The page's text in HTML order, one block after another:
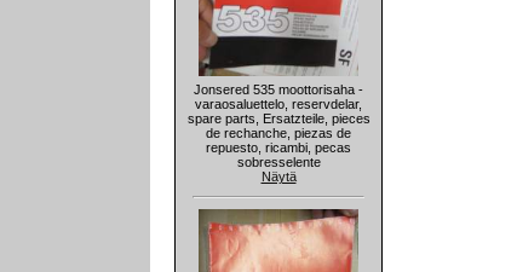
Jonsered 535 moottorisaha -
varaosaluettelo, reservdelar,
spare parts, Ersatzteile, pieces
de rechanche, piezas de
repuesto, ricambi, pecas
sobresselente
Näytä